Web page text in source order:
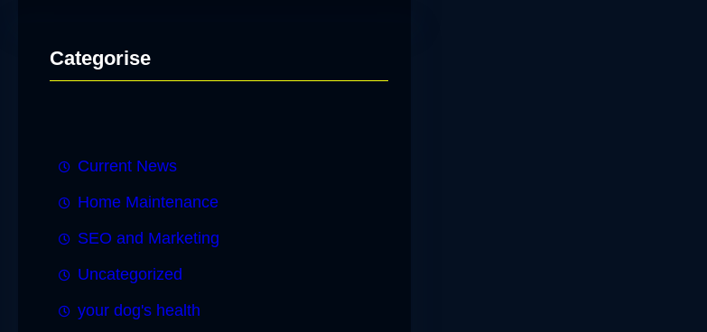
Categorise
Current News
Home Maintenance
SEO and Marketing
Uncategorized
your dog's health